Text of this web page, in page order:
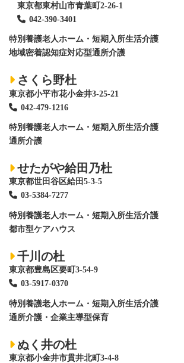
東京都東村山市青葉町2-26-1
042-390-3401
特別養護老人ホーム ・短期入所生活介護
地域密着認知症対応型通所介護
さくら野杜
東京都小平市花小金井3-25-21
042-479-1216
特別養護老人ホーム ・短期入所生活介護
通所介護
せたがや給田乃杜
東京都世田谷区給田5-3-5
03-5384-7277
特別養護老人ホーム ・短期入所生活介護
都市型ケアハウス
千川の杜
東京都豊島区要町3-54-9
03-5917-0370
特別養護老人ホーム ・短期入所生活介護
通所介護・企業主導型保育
ぬく井の杜
東京都小金井市貫井北町3-4-8